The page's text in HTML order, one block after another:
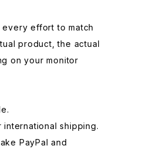
effort to match
product, the actual
on your monitor
shipping.
PayPal and